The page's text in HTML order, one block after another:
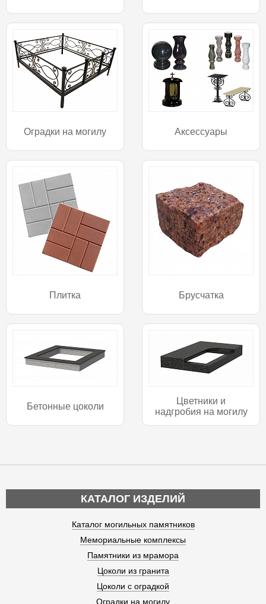
Оградки на могилу Аксессуары
Плитка Брусчатка
Бетонные цоколи
Цветники и
надгробия на могилу
КАТАЛОГ ИЗДЕЛИЙ
Каталог могильных памятников
Мемориальные комплексы
Памятники из мрамора
Цоколи из гранита
Цоколи с оградкой
Оградки на могилу